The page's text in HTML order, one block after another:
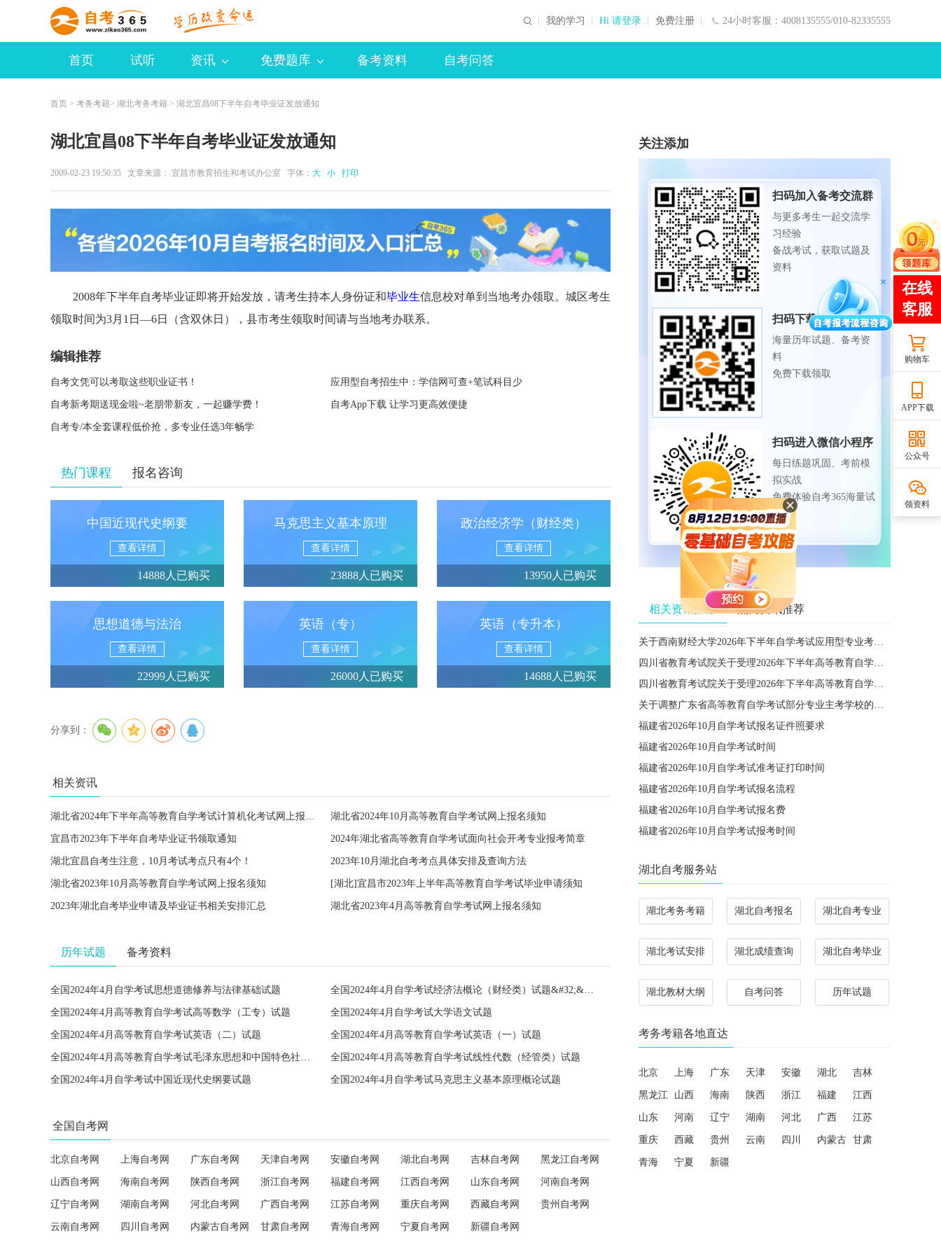
24小时客服：4008135555/010-82335555
我的学习 Hi 请登录 免费注册
首页 试听 资讯 免费题库 备考资料 自考问答
首页 > 考务考籍> 湖北考务考籍 > 湖北宜昌08下半年自考毕业证发放通知
湖北宜昌08下半年自考毕业证发放通知
2009-02-23 19:50:35 文章来源： 宜昌市教育招生和考试办公室 字体： 大 小 打印
2008年下半年自考毕业证即将开始发放，请考生持本人身份证和毕业生信息校对单到当地考办领取。城区考生
领取时间为3月1日—6日（含双休日），县市考生领取时间请与当地考办联系。
编辑推荐
自考文凭可以考取这些职业证书！ 应用型自考招生中：学信网可查+笔试科目少
自考新考期送现金啦~老朋带新友，一起赚学费！ 自考App下载 让学习更高效便捷
自考专/本全套课程低价抢，多专业任选3年畅学
热门课程 报名咨询
中国近现代史纲要
查看详情
14888人已购买
马克思主义基本原理
查看详情
23888人已购买
政治经济学（财经类）
查看详情
13950人已购买
思想道德与法治
查看详情
22999人已购买
英语（专）
查看详情
26000人已购买
英语（专升本）
查看详情
14688人已购买
分享到：
相关资讯
湖北省2024年下半年高等教育自学考试计算机化考试网上报名须知 湖北省2024年10月高等教育自学考试网上报名须知
宜昌市2023年下半年自考毕业证书领取通知 2024年湖北省高等教育自学考试面向社会开考专业报考简章
湖北宜昌自考生注意，10月考试考点只有4个！ 2023年10月湖北自考考点具体安排及查询方法
湖北省2023年10月高等教育自学考试网上报名须知 [湖北]宜昌市2023年上半年高等教育自学考试毕业申请须知
2023年湖北自考毕业申请及毕业证书相关安排汇总 湖北省2023年4月高等教育自学考试网上报名须知
历年试题 备考资料
全国2024年4月自学考试思想道德修养与法律基础试题 全国2024年4月自学考试经济法概论（财经类）试题&#32;&#32;
全国2024年4月高等教育自学考试高等数学（工专）试题 全国2024年4月自学考试大学语文试题
全国2024年4月高等教育自学考试英语（二）试题 全国2024年4月高等教育自学考试英语（一）试题
全国2024年4月高等教育自学考试毛泽东思想和中国特色社会主义理论体系概论试题 全国2024年4月高等教育自学考试线性代数（经管类）试题
全国2024年4月自学考试中国近现代史纲要试题 全国2024年4月自学考试马克思主义基本原理概论试题
全国自考网
北京自考网 上海自考网 广东自考网 天津自考网 安徽自考网 湖北自考网 吉林自考网 黑龙江自考网
山西自考网 海南自考网 陕西自考网 浙江自考网 福建自考网 江西自考网 山东自考网 河南自考网
辽宁自考网 湖南自考网 河北自考网 广西自考网 江苏自考网 重庆自考网 西藏自考网 贵州自考网
云南自考网 四川自考网 内蒙古自考网 甘肃自考网 青海自考网 宁夏自考网 新疆自考网
关注添加
扫码加入备考交流群
与更多考生一起交流学
习经验
备战考试，获取试题及
资料
扫码下载APP
海量历年试题、备考资
料
免费下载领取
扫码进入微信小程序
每日练题巩固、考前模
拟实战
免费体验自考365海量试
题
相关资讯推荐 热门资讯推荐
关于西南财经大学2026年下半年自学考试应用型专业考籍更改办理的通知
四川省教育考试院关于受理2026年下半年高等教育自学考试省际转考申请的通告
四川省教育考试院关于受理2026年下半年高等教育自学考试考籍更改申请的通告
关于调整广东省高等教育自学考试部分专业主考学校的通知
福建省2026年10月自学考试报名证件照要求
福建省2026年10月自学考试时间
福建省2026年10月自学考试准考证打印时间
福建省2026年10月自学考试报名流程
福建省2026年10月自学考试报名费
福建省2026年10月自学考试报考时间
湖北自考服务站
湖北考务考籍 湖北自考报名 湖北自考专业
湖北考试安排 湖北成绩查询 湖北自考毕业
湖北教材大纲 自考问答 历年试题
考务考籍各地直达
北京 上海 广东 天津 安徽 湖北 吉林
黑龙江 山西 海南 陕西 浙江 福建 江西
山东 河南 辽宁 湖南 河北 广西 江苏
重庆 西藏 贵州 云南 四川 内蒙古 甘肃
青海 宁夏 新疆
购物车
APP下载
公众号
领资料